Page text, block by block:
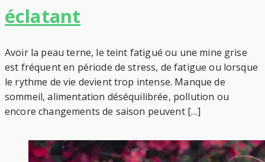
éclatant
Avoir la peau terne, le teint fatigué ou une mine grise
est fréquent en période de stress, de fatigue ou lorsque
le rythme de vie devient trop intense. Manque de
sommeil, alimentation déséquilibrée, pollution ou
encore changements de saison peuvent […]